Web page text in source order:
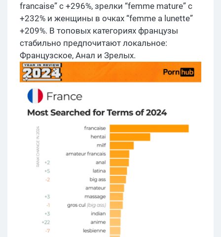
francaise” с +296%, зрелки “femme mature” с
+232% и женщины в очках “femme a lunette”
+209%. В топовых категориях французы
стабильно предпочитают локальное:
Французское, Анал и Зрелых.